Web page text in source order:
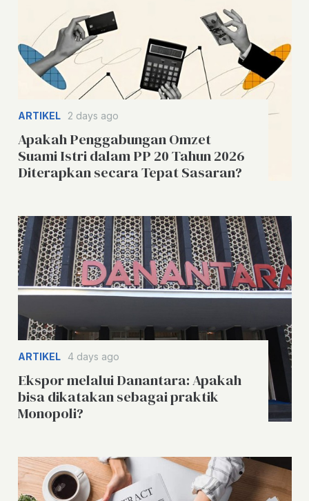
ARTIKEL 2 days ago
Apakah Penggabungan Omzet
Suami Istri dalam PP 20 Tahun 2026
Diterapkan secara Tepat Sasaran?
ARTIKEL 4 days ago
Ekspor melalui Danantara: Apakah
bisa dikatakan sebagai praktik
Monopoli?